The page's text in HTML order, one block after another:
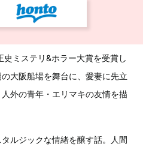
ミステリ&ホラー大賞を受賞し
大阪船場を舞台に、愛妻に先立
外の青年・エリマキの友情を描
ルジックな情緒を醸す話。人間